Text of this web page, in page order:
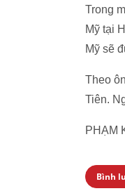
Trong
Mỹ tại
Mỹ sẽ
Theo
Tiên.
PHẠM
Bình